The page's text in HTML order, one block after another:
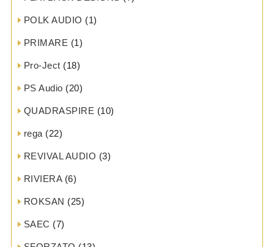
POLK AUDIO (1)
PRIMARE (1)
Pro-Ject (18)
PS Audio (20)
QUADRASPIRE (10)
rega (22)
REVIVAL AUDIO (3)
RIVIERA(6)
ROKSAN (25)
SAEC (7)